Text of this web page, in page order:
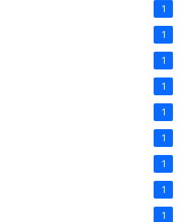
1
1
1
1
1
1
1
1
1